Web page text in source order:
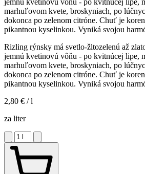
marhuľovom kvete, broskyniach, po
dokonca po zelenom citróne. Chuť je
pikantnou kyselinkou. Vyniká svojou
Rizling rýnsky má svetlo-žltozelenú až
jemnú kvetinovú vôňu - po kvitnúcej lipe,
marhuľovom kvete, broskyniach, po
dokonca po zelenom citróne. Chuť je
pikantnou kyselinkou. Vyniká svojou
2,80 € / l
za liter